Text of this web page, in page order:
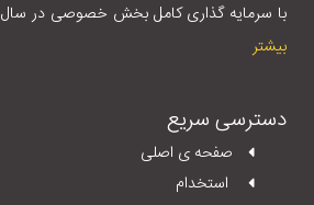
با سرمایه گذاری کامل بخش خصوصی در سال 1387 تاسیس شد و ...
بیشتر
دسترسی سریع
صفحه ی اصلی
استخدام